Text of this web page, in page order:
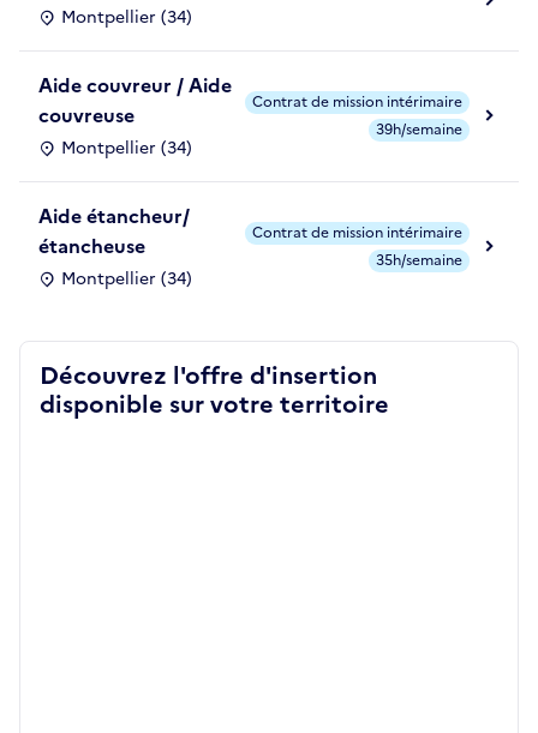
Montpellier (34)
Aide couvreur / Aide
couvreuse
Montpellier (34)
Contrat de mission intérimaire
39h/semaine
Aide étancheur/
étancheuse
Montpellier (34)
Contrat de mission intérimaire
35h/semaine
Découvrez l'offre d'insertion
disponible sur votre territoire